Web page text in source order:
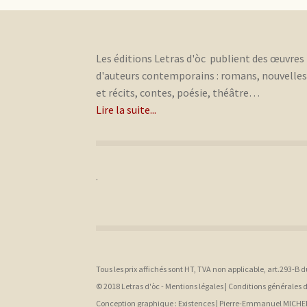
Les éditions Letras d'òc publient des œuvres
d'auteurs contemporains : romans, nouvelles
et récits, contes, poésie, théâtre…
Lire la suite...
.
Tous les prix affichés sont HT, TVA non applicable, art.293-B
© 2018 Letras d'òc - Mentions légales | Conditions générales
Conception graphique : Existences | Pierre-Emmanuel